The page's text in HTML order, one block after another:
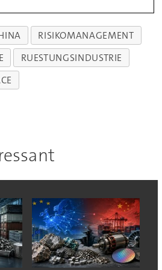
RISIKOMANAGEMENT
RUESTUNGSINDUSTRIE